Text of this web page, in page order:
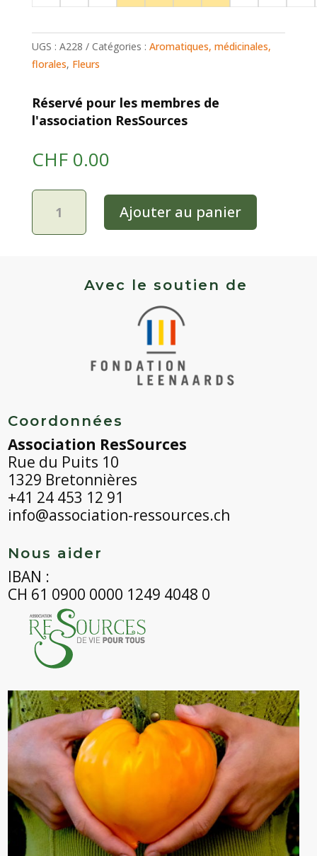
UGS : A228 Catégories : Aromatiques, médicinales,
florales, Fleurs
Réservé pour les membres de
l'association ResSources
CHF0.00
quantité
Giroflée
Ajouter au panier
Avec le soutien de
Coordonnées
Association ResSources
Rue du Puits 10
1329 Bretonnières
+41 24 453 12 91
info@association-ressources.ch
Nous aider
IBAN :
CH 61 0900 0000 1249 4048 0